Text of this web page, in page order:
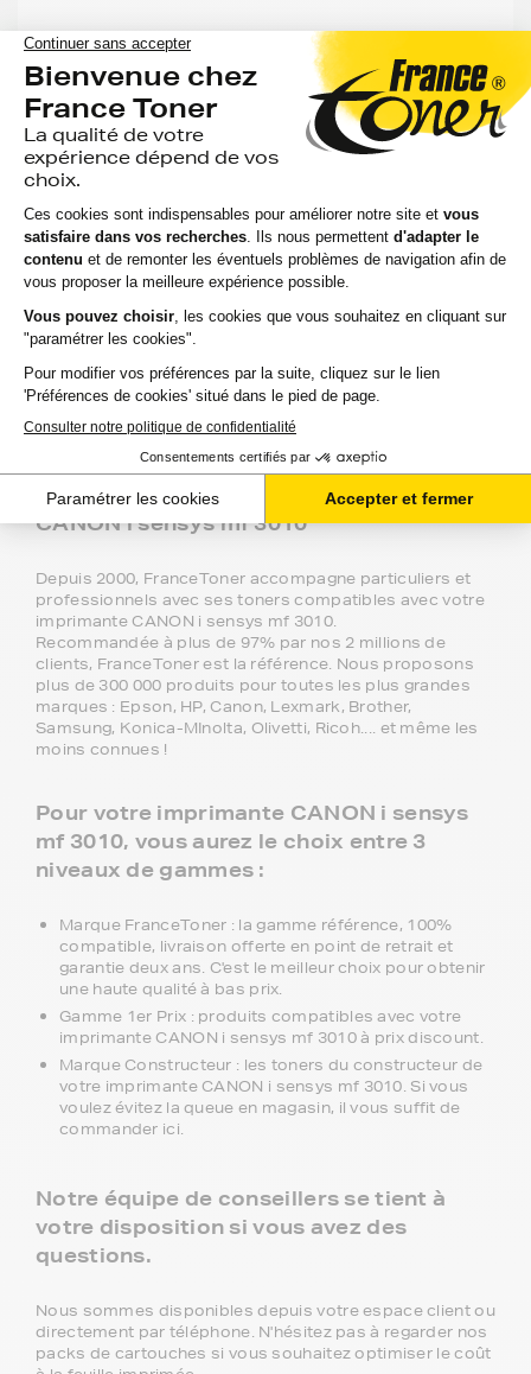
Aide & conseils
Qu'est ce qu'une cartouche compatible ?
d'abimer mon imprimante ?
Utiliser une cartouche compatible annule t'elle ma
garantie ?
FranceToner, le spécialiste des toners au
meilleur prix pour votre imprimante
CANON i sensys mf 3010
Depuis 2000, FranceToner accompagne particuliers et
professionnels avec ses toners compatibles avec votre
imprimante CANON i sensys mf 3010.
Recommandée à plus de 97% par nos 2 millions de
clients, FranceToner est la référence. Nous proposons
plus de 300 000 produits pour toutes les plus grandes
marques : Epson, HP, Canon, Lexmark, Brother,
Samsung, Konica-MInolta, Olivetti, Ricoh.... et même les
moins connues !
Pour votre imprimante CANON i sensys
mf 3010, vous aurez le choix entre 3
niveaux de gammes :
Marque FranceToner : la gamme référence, 100%
compatible, livraison offerte en point de retrait et
garantie deux ans. C'est le meilleur choix pour obtenir
une haute qualité à bas prix.
Gamme 1er Prix : produits compatibles avec votre
imprimante CANON i sensys mf 3010 à prix discount.
Marque Constructeur : les toners du constructeur de
votre imprimante CANON i sensys mf 3010. Si vous
voulez évitez la queue en magasin, il vous suffit de
commander ici.
Notre équipe de conseillers se tient à
votre disposition si vous avez des
questions.
Nous sommes disponibles depuis votre espace client ou
directement par téléphone. N'hésitez pas à regarder nos
packs de cartouches si vous souhaitez optimiser le coût